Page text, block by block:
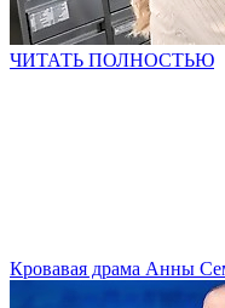
ЧИТАТЬ ПОЛНОСТЬЮ
Кровавая драма Анны